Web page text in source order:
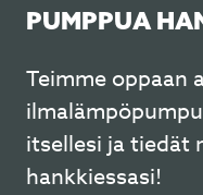
PUMPPUA
Teimme oppaan
itsellesi ja tiedät
hankkiessasi!